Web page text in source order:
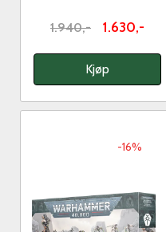
1.940,- 1.630,-
Kjøp
-16%